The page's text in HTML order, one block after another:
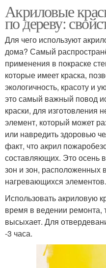
Акриловые
по дереву:
Для чего используют
дома? Самый
применения в покраске
которые имеет краска,
экологичность, красоту и
это самый важный повод
краски, для изготовления
элемент, который может
или навредить здоровью
факт, что акрил
составляющих. Это осень
зон и зон, расположенных
нагревающихся элементов.
Использовать акриловую
время в ведении ремонта,
высыхает. Для
-3 часа.